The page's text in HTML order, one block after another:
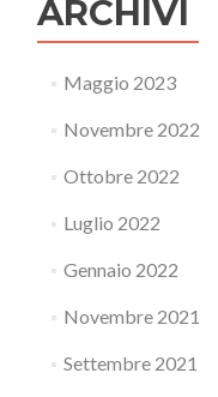
ARCHIVI
Maggio 2023
Novembre 2022
Ottobre 2022
Luglio 2022
Gennaio 2022
Novembre 2021
Settembre 2021